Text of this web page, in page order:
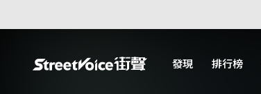
發現 排行榜